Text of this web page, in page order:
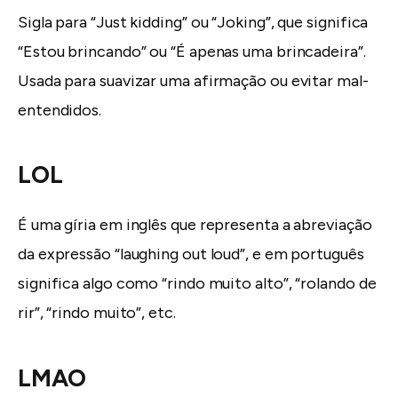
Sigla para “Just kidding” ou “Joking”, que significa
“Estou brincando” ou “É apenas uma brincadeira”.
Usada para suavizar uma afirmação ou evitar mal-
entendidos.
LOL
É uma gíria em inglês que representa a abreviação
da expressão “laughing out loud”, e em português
significa algo como “rindo muito alto”, “rolando de
rir”, “rindo muito”, etc.
LMAO